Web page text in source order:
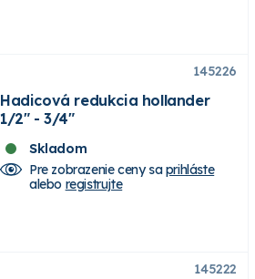
145226
Hadicová redukcia hollander
1/2" - 3/4"
Skladom
Pre zobrazenie ceny saprihláste
alebo registrujte
145222